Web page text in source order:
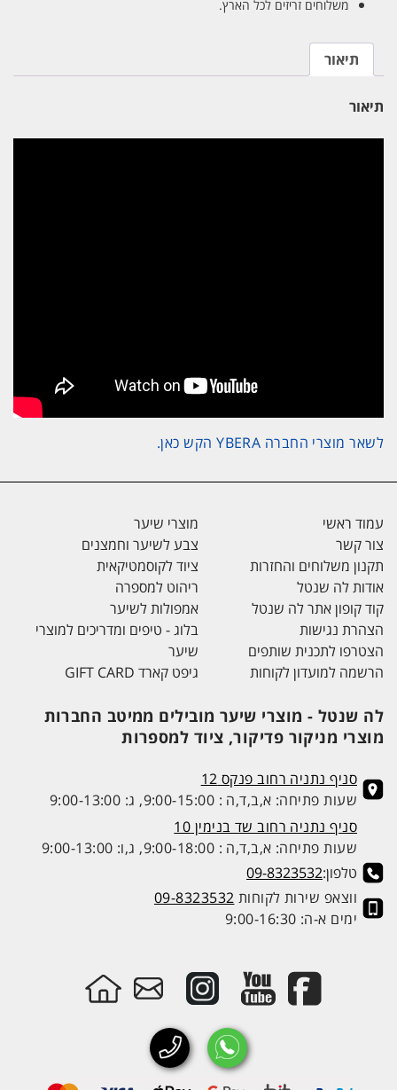
משלוחים זריזים לכל הארץ.
תיאור
תיאור
לשאר מוצרי החברה YBERA הקש כאן.
עמוד ראשי
צור קשר
תקנון משלוחים והחזרות
אודות לה שנטל
קוד קופון אתר לה שנטל
הצהרת נגישות
הצטרפו לתכנית שותפים
הרשמה למועדון לקוחות
מוצרי שיער
צבע לשיער וחמצנים
ציוד לקוסמטיקאית
ריהוט למספרה
אמפולות לשיער
בלוג - טיפים ומדריכים למוצרי
שיער
גיפט קארד GIFT CARD
לה שנטל - מוצרי שיער מובילים ממיטב החברות
מוצרי מניקור פדיקור, ציוד למספרות
סניף נתניה רחוב פנקס 12
שעות פתיחה: א,ב,ד,ה : 9:00-15:00, ג: 9:00-13:00
סניף נתניה רחוב שד בנימין 10
שעות פתיחה: א,ב,ד,ה : 9:00-18:00, ג,ו: 9:00-13:00
טלפון:09-8323532
ווצאפ שירות לקוחות 09-8323532
ימים א-ה: 9:00-16:30